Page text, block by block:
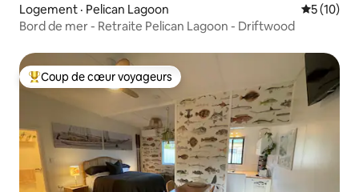
Logement · Pelican Lagoon Note
5 (10)
Bord de mer - Retraite Pelican Lagoon - Driftwood
Coup de cœur voyageurs parmi les plus aimés
Coup de cœur voyageurs